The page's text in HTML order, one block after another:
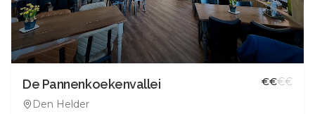
De Pannenkoekenvallei
Den Helder
€€€€